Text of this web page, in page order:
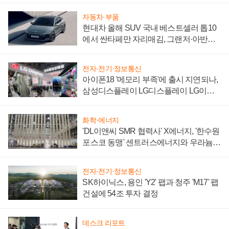
자동차·부품
현대차 올해 SUV 국내 베스트셀러 톱10
에서 싼타페만 자리매김, 그랜저·아반떼
전자·전기·정보통신
아이폰18 '메모리 부족'에 출시 지연되나,
삼성디스플레이 LG디스플레이 LG이노
화학·에너지
'DL이앤씨 SMR 협력사' X에너지, '한수원
포스코 동맹' 센트러스에너지와 우라늄
전자·전기·정보통신
SK하이닉스, 용인 'Y2' 팹과 청주 'M17' 팹
건설에 54조 투자 결정
데스크 리포트